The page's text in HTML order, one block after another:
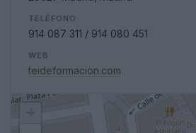
TELÉFONO
914 087 311 / 914 080 451
WEB
teideformacion.com